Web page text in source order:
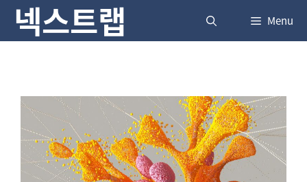
Skip
content
넥스트랩 Menu